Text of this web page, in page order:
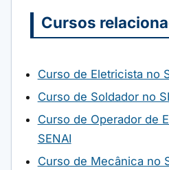
Cursos
Curso de Eletricista no
Curso de Soldador no
Curso de Operador de
SENAI
Curso de Mecânica no